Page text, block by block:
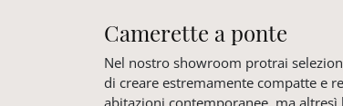
Camerette a ponte
Nel nostro showroom protrai
di creare estremamente compatte e